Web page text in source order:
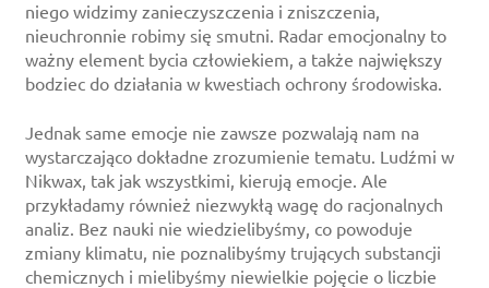
niego widzimy zanieczyszczenia i zniszczenia,
nieuchronnie robimy się smutni. Radar emocjonalny to
ważny element bycia człowiekiem, a także największy
bodziec do działania w kwestiach ochrony środowiska.
Jednak same emocje nie zawsze pozwalają nam na
wystarczająco dokładne zrozumienie tematu. Ludźmi w
Nikwax, tak jak wszystkimi, kierują emocje. Ale
przykładamy również niezwykłą wagę do racjonalnych
analiz. Bez nauki nie wiedzielibyśmy, co powoduje
zmiany klimatu, nie poznalibyśmy trujących substancji
chemicznych i mielibyśmy niewielkie pojęcie o liczbie